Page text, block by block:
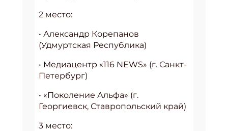
2 место:
• Александр Корепанов
(Удмуртская Республика)
• Медиацентр «116 NEWS» (г. Санкт-
Петербург)
• «Поколение Альфа» (г.
Георгиевск, Ставропольский край)
3 место: